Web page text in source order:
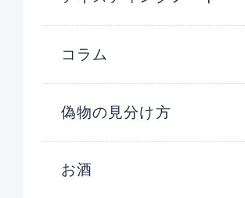
コラム
偽物の見分け方
お酒